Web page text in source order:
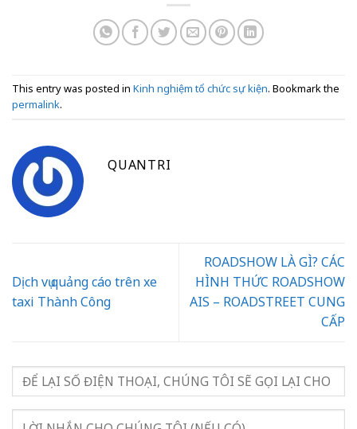
This entry was posted in Kinh nghiệm tổ chức sự kiện. Bookmark the
permalink.
QUANTRI
Dịch vụ quảng cáo trên xe
taxi Thành Công
ROADSHOW LÀ GÌ? CÁC
HÌNH THỨC ROADSHOW
AIS – ROADSTREET CUNG
CẤP